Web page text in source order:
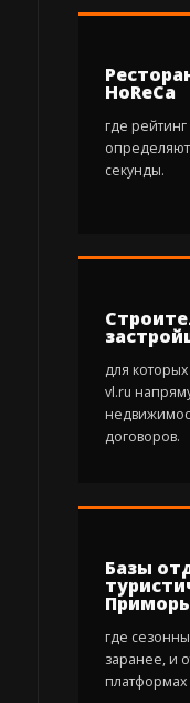
HoReCa
где
секунды.
для
vl.ru
договоров.
Базы
где
заранее, и